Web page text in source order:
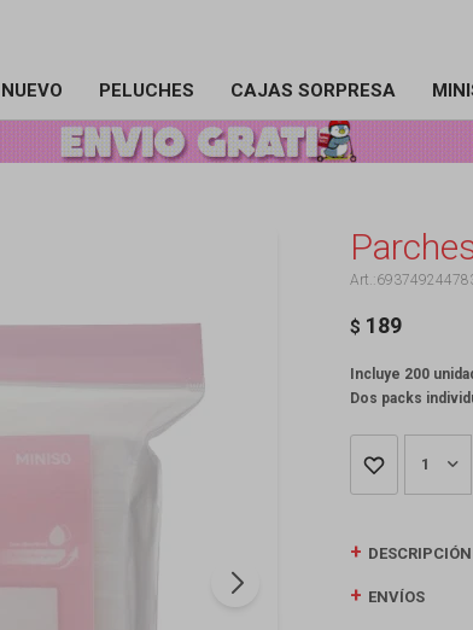
NUEVO PELUCHES CAJAS SORPRESA
$ 189
Incluye 200
Dos packs
1
DESCRIPCIÓN
ENVÍOS